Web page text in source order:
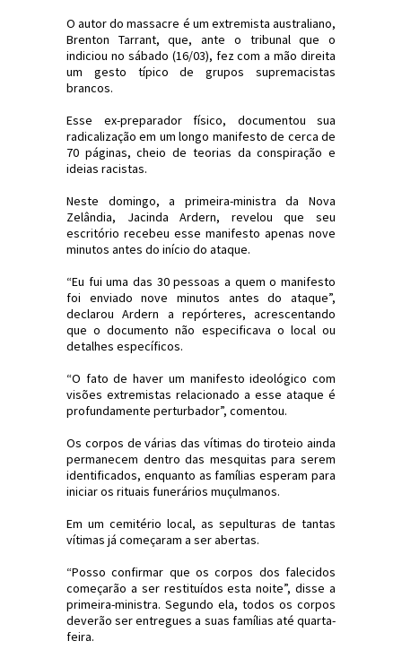
O autor do massacre é um extremista australiano,
Brenton Tarrant, que, ante o tribunal que o
indiciou no sábado (16/03), fez com a mão direita
um gesto típico de grupos supremacistas
brancos.
Esse ex-preparador físico, documentou sua
radicalização em um longo manifesto de cerca de
70 páginas, cheio de teorias da conspiração e
ideias racistas.
Neste domingo, a primeira-ministra da Nova
Zelândia, Jacinda Ardern, revelou que seu
escritório recebeu esse manifesto apenas nove
minutos antes do início do ataque.
“Eu fui uma das 30 pessoas a quem o manifesto
foi enviado nove minutos antes do ataque”,
declarou Ardern a repórteres, acrescentando
que o documento não especificava o local ou
detalhes específicos.
“O fato de haver um manifesto ideológico com
visões extremistas relacionado a esse ataque é
profundamente perturbador”, comentou.
Os corpos de várias das vítimas do tiroteio ainda
permanecem dentro das mesquitas para serem
identificados, enquanto as famílias esperam para
iniciar os rituais funerários muçulmanos.
Em um cemitério local, as sepulturas de tantas
vítimas já começaram a ser abertas.
“Posso confirmar que os corpos dos falecidos
começarão a ser restituídos esta noite”, disse a
primeira-ministra. Segundo ela, todos os corpos
deverão ser entregues a suas famílias até quarta-
feira.